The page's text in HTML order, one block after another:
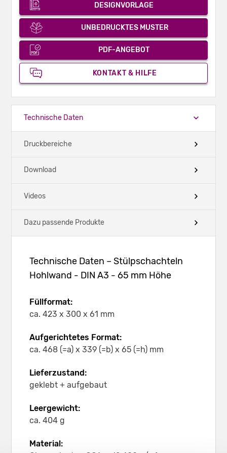
DESIGNVORLAGE
UNBEDRUCKTES MUSTER
PDF-ANGEBOT
KONTAKT & HILFE
Technische Daten
Druckbereiche
Download
Videos
Dazu passende Produkte
Technische Daten – Stülpschachteln
Hohlwand - DIN A3 - 65 mm Höhe
Füllformat:
ca. 423 x 300 x 61 mm
Aufgerichtetes Format:
ca. 468 (=a) x 339 (=b) x 65 (=h) mm
Lieferzustand:
geklebt + aufgebaut
Leergewicht:
ca. 404 g
Material: